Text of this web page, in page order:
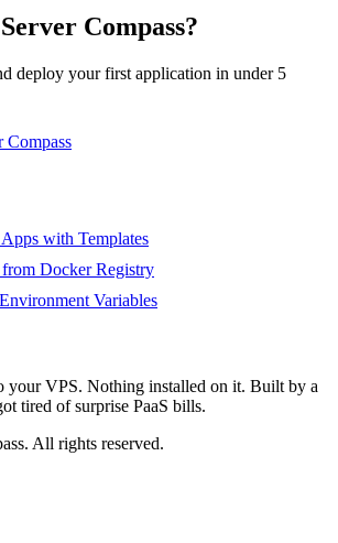
Compass?
deploy your first application in under 5
Compass
with Templates
Docker Registry
Variables
your VPS. Nothing installed on it. Built by a
tired of surprise PaaS bills.
All rights reserved.